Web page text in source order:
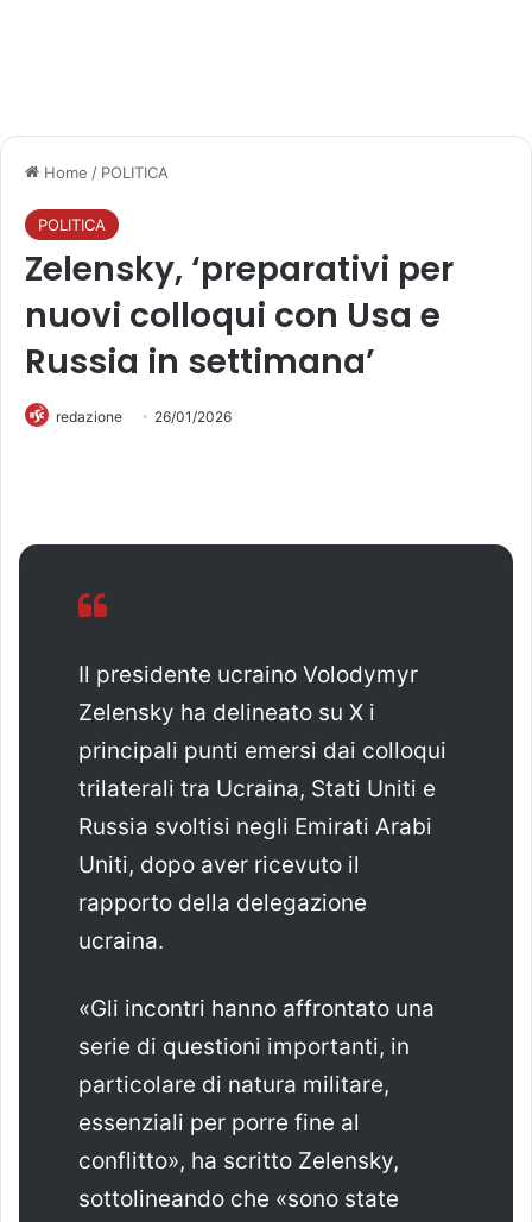
Home / POLITICA
POLITICA
Zelensky, ‘preparativi per
nuovi colloqui con Usa e
Russia in settimana’
redazione 26/01/2026
Il presidente ucraino Volodymyr
Zelensky ha delineato su X i
principali punti emersi dai colloqui
trilaterali tra Ucraina, Stati Uniti e
Russia svoltisi negli Emirati Arabi
Uniti, dopo aver ricevuto il
rapporto della delegazione
ucraina.
«Gli incontri hanno affrontato una
serie di questioni importanti, in
particolare di natura militare,
essenziali per porre fine al
conflitto», ha scritto Zelensky,
sottolineando che «sono state